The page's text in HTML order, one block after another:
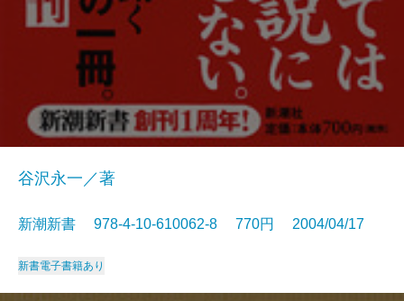
谷沢永一／著
新潮新書 978-4-10-610062-8 770円 2004/04/17
新書電子書籍あり